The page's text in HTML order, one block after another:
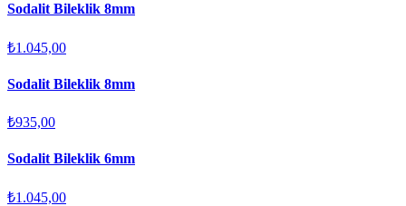
Sodalit Bileklik 8mm
₺1.045,00
Sodalit Bileklik 8mm
₺935,00
Sodalit Bileklik 6mm
₺1.045,00